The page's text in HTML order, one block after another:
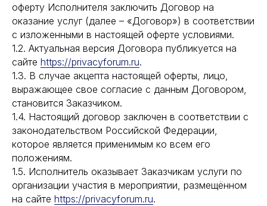
оферту Исполнителя заключить Договор на
оказание услуг (далее – «Договор») в соответствии
с изложенными в настоящей оферте условиями.
1.2. Актуальная версия Договора публикуется на
сайте https://privacyforum.ru.
1.3. В случае акцепта настоящей оферты, лицо,
выражающее свое согласие с данным Договором,
становится Заказчиком.
1.4. Настоящий договор заключен в соответствии с
законодательством Российской Федерации,
которое является применимым ко всем его
положениям.
1.5. Исполнитель оказывает Заказчикам услуги по
организации участия в мероприятии, размещённом
на сайте https://privacyforum.ru.